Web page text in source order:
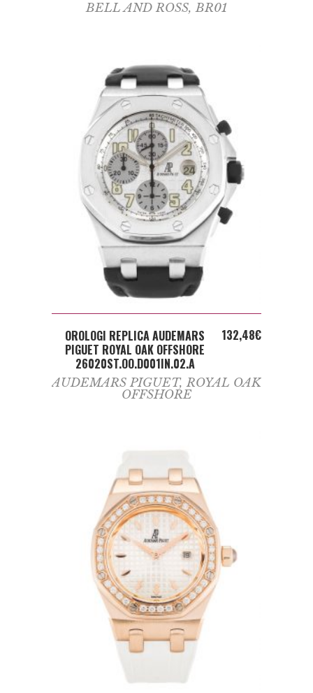
BELL AND ROSS,BR01
ADD TO CART
OROLOGI REPLICA AUDEMARS
PIGUET ROYAL OAK OFFSHORE
26020ST.OO.D001IN.02.A
132,48€
AUDEMARS PIGUET, ROYAL OAK
OFFSHORE